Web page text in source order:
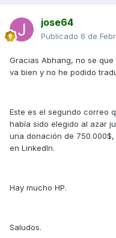
jose64
Publicado 6 de
Gracias Abhang, no se
va bien y no he podido
Este es el segundo correo
había sido elegido al azar
una donación de
en LinkedIn.
Hay mucho HP.
Saludos.